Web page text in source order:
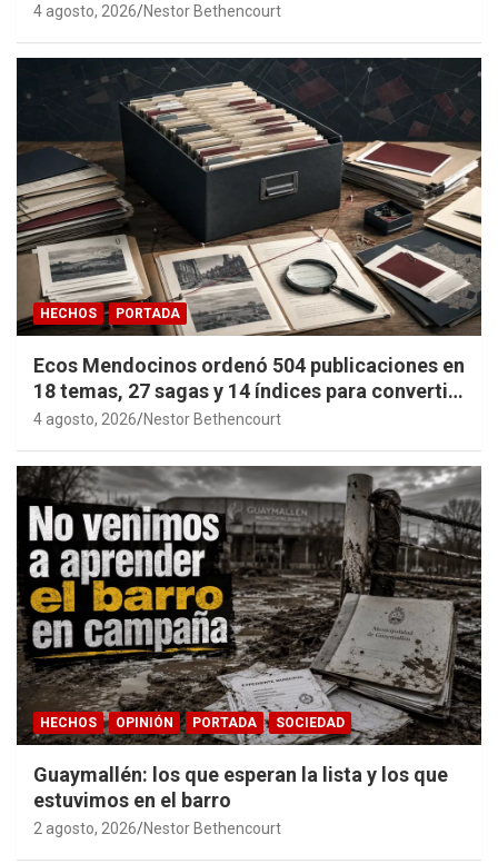
4 agosto, 2026 Nestor Bethencourt
HECHOS PORTADA
Ecos Mendocinos ordenó 504 publicaciones en
18 temas, 27 sagas y 14 índices para convertir
años de investigación en memoria pública
4 agosto, 2026 Nestor Bethencourt
HECHOS OPINIÓN PORTADA SOCIEDAD
Guaymallén: los que esperan la lista y los que
estuvimos en el barro
2 agosto, 2026 Nestor Bethencourt